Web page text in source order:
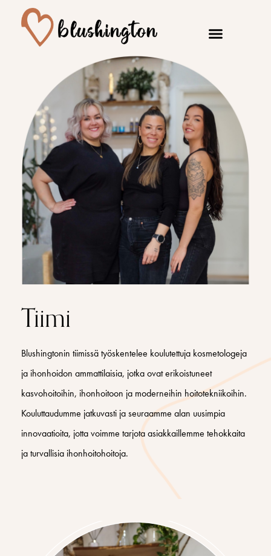
Tiimi
Blushingtonin tiimissä työskentelee koulutettuja kosmetologeja
ja ihonhoidon ammattilaisia, jotka ovat erikoistuneet
kasvohoitoihin, ihonhoitoon ja moderneihin hoitotekniikoihin.
Kouluttaudumme jatkuvasti ja seuraamme alan uusimpia
innovaatioita, jotta voimme tarjota asiakkaillemme tehokkaita
ja turvallisia ihonhoitohoitoja.